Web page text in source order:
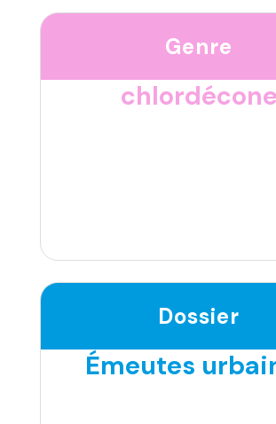
Genre
chlordécone
Dossier
Émeutes